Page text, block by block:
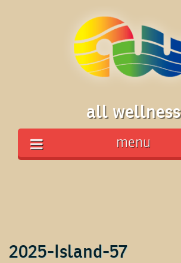
all wellness
menu
2025-Island-57